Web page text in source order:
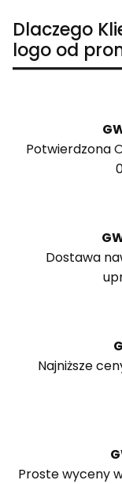
Dlaczego
logo od
Potwierdzona
Dostawa
Najniższe
Proste wyceny